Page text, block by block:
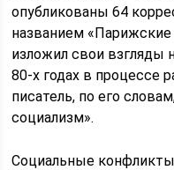
опубликованы 64
названием
изложил свои взгляды
80-х годах в процессе
писатель, по его
социализм».
Социальные